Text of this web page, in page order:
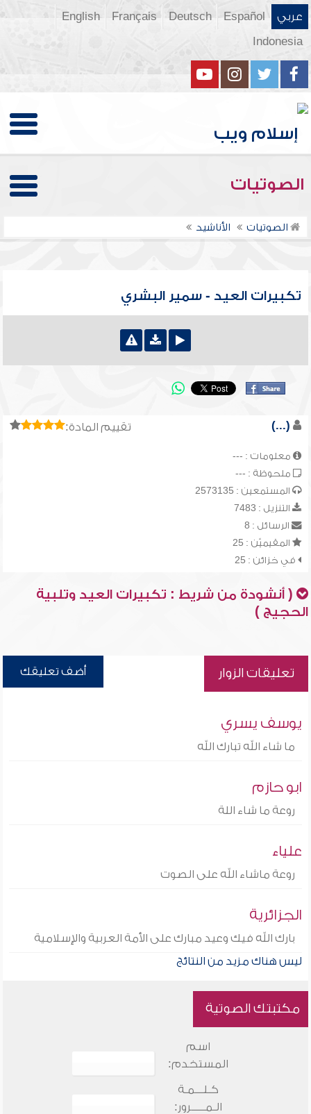
عربي Español
Deutsch
Français
English
Indonesia
الصوتيات
الصوتيات الأناشيد
تكبيرات العيد - سمير البشري
تقييم المادة: (...)
معلومات : ---
ملحوظة : ---
المستمعين : 2573135
التنزيل : 7483
الرسائل : 8
المقيميّن : 25
في خزائن : 25
( أنشودة من شريط : تكبيرات العيد وتلبية
الحجيج )
تعليقات الزوار أضف تعليقك
يوسف يسري
ما شاء الله تبارك الله
ابو حازم
روعة ما شاء اللة
علياء
روعة ماشاء الله على الصوت
الجزائرية
بارك الله فيك وعيد مبارك على الأمة العربية والإسلامية
ليس هناك مزيد من النتائج
مكتبتك الصوتية
اسم
المستخدم:
كـلـــمـة
الـمـــــرور: